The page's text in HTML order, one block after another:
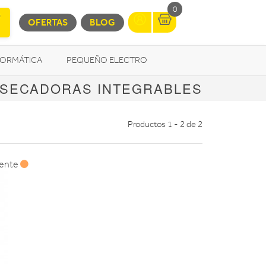
OFERTAS BLOG
0
PEQUEÑO ELECTRO
OTROS
SECADORAS INTEGRABLES
Productos 1 - 2 de 2